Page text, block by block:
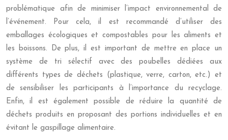
problématique afin de minimiser l’impact environnemental de
l’événement. Pour cela, il est recommandé d’utiliser des
emballages écologiques et compostables pour les aliments et
les boissons. De plus, il est important de mettre en place un
système de tri sélectif avec des poubelles dédiées aux
différents types de déchets (plastique, verre, carton, etc.) et
de sensibiliser les participants à l’importance du recyclage.
Enfin, il est également possible de réduire la quantité de
déchets produits en proposant des portions individuelles et en
évitant le gaspillage alimentaire.